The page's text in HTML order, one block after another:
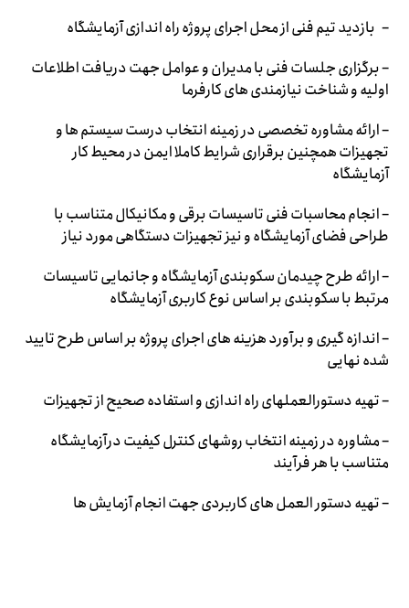
– بازدید تیم فنی از محل اجرای پروژه راه اندازی آزمایشگاه
– برگزاری جلسات فنی با مدیران و عوامل جهت دریافت اطلاعات
اولیه و شناخت نیازمندی های کارفرما
– ارائه مشاوره تخصصی در زمینه انتخاب درست سیستم ها و
تجهیزات همچنین برقراری شرایط کاملا ایمن در محیط کار
آزمایشگاه
– انجام محاسبات فنی تاسیسات برقی و مکانیکال متناسب با
طراحی فضای آزمایشگاه و نیز تجهیزات دستگاهی مورد نیاز
– ارائه طرح چیدمان سکوبندی آزمایشگاه و جانمایی تاسیسات
مرتبط با سکوبندی بر اساس نوع کاربری آزمایشگاه
– اندازه گیری و برآورد هزینه های اجرای پروژه بر اساس طرح تایید
شده نهایی
– تهیه دستورالعملهای راه اندازی و استفاده صحیح از تجهیزات
– مشاوره در زمینه انتخاب روشهای کنترل کیفیت درآزمایشگاه
متناسب با هر فرآیند
– تهیه دستور العمل های کاربردی جهت انجام آزمایش ها